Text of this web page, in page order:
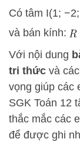
Có tâm I(1;
và bán kính:
Với nội dung
tri thức và
vọng giúp các
SGK Toán 12
thắc mắc các
để được ghi